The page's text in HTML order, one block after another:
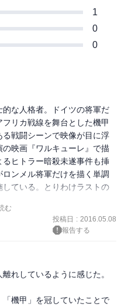
1
0
0
な人格者。ドイツの将軍だ
リカ戦線を舞台とした機甲
戦闘シーンで映像が目に浮
映画『ワルキューレ』で描
ヒトラー暗殺未遂事件も挿
ンメル将軍だけを描く単調
ている。とりわけラストの
む
投稿日 : 2016.05.08
報告する
れしているように感じた。
機甲」を冠していたことで